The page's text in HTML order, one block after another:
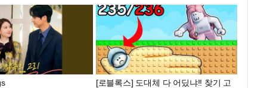
[로블록스] 도대체 다 어딨냐!! 찾기 고